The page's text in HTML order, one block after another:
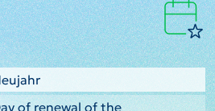
of renewal of the